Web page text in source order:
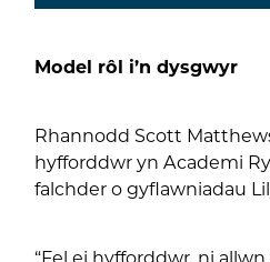
Model rôl i’n dysgwyr
Rhannodd Scott
hyfforddwr yn Academi
falchder o gyflawniadau
“Fel ei hyfforddwr, ni